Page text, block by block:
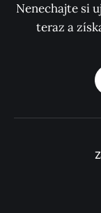
Nenechajte si
teraz a